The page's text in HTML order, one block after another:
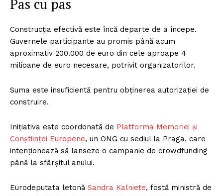
Pas cu pas
Construcția efectivă este încă departe de a începe.
Guvernele participante au promis până acum
aproximativ 200.000 de euro din cele aproape 4
milioane de euro necesare, potrivit organizatorilor.
Suma este insuficientă pentru obținerea autorizației de
construire.
Inițiativa este coordonată de Platforma Memoriei și
Conștiinței Europene, un ONG cu sediul la Praga, care
intenționează să lanseze o campanie de crowdfunding
până la sfârșitul anului.
Eurodeputata letonă Sandra Kalniete, fostă ministră de